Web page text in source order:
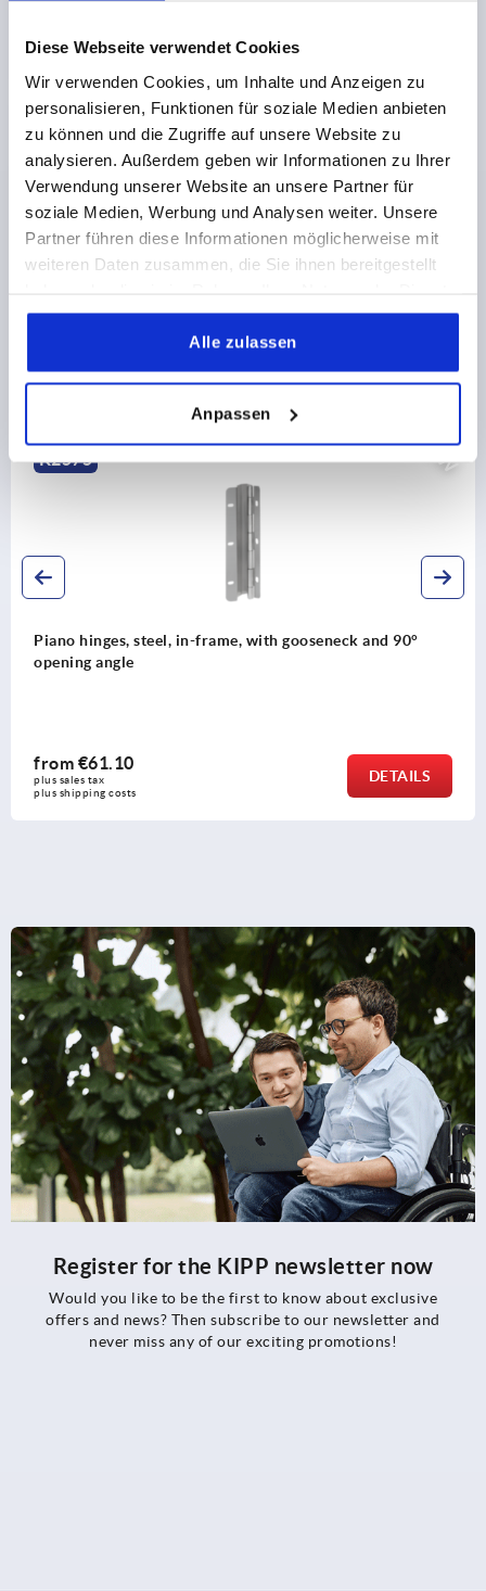
Diese Webseite verwendet Cookies
Wir verwenden Cookies, um Inhalte und Anzeigen zu
personalisieren, Funktionen für soziale Medien anbieten
zu können und die Zugriffe auf unsere Website zu
analysieren. Außerdem geben wir Informationen zu Ihrer
Verwendung unserer Website an unsere Partner für
soziale Medien, Werbung und Analysen weiter. Unsere
Partner führen diese Informationen möglicherweise mit
weiteren Daten zusammen, die Sie ihnen bereitgestellt
gesammelt haben.
Alle zulassen
Anpassen
PRODUCT DETAILS
CAD
DOWNLOADS
NEW
and 90°
DETAILS
K2186
Angle sets type B
Register for the KIPP newsletter now
Would you like to be the first to know about exclusive
offers and news? Then subscribe to our newsletter and
never miss any of our exciting promotions!